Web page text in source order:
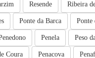
Ribeira
Resende
Ponte
Ponte da Barca
Peso
Penela
Penacova
Coura